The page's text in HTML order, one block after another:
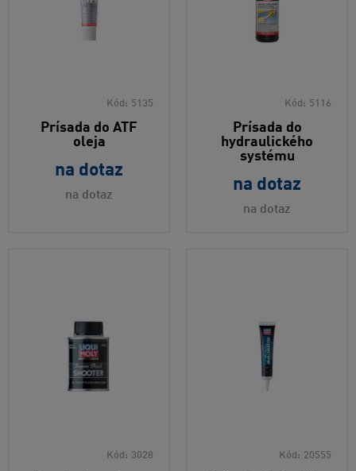
Kód: 5135
Prísada do ATF
oleja
na dotaz
na dotaz
Kód: 5116
Prísada do
hydraulického
systému
na dotaz
na dotaz
Kód: 3028 Kód: 20555